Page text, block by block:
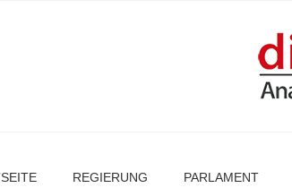
REGIERUNG PARLAMENT